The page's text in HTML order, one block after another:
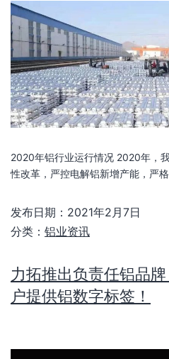
2020年铝行业运行情况 2020年，
性改革，严控电解铝新增产能，严
发布日期： 2021年2月7日
分类： 铝业资讯
力拓推出负责任铝品
户提供铝数字标签！